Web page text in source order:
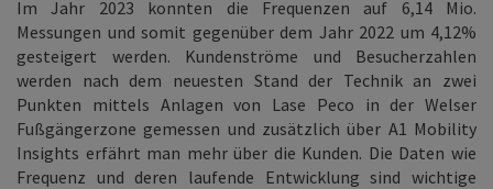
Im Jahr 2023 konnten die Frequenzen auf 6,14 Mio.
Messungen und somit gegenüber dem Jahr 2022 um 4,12%
gesteigert werden. Kundenströme und Besucherzahlen
werden nach dem neuesten Stand der Technik an zwei
Punkten mittels Anlagen von Lase Peco in der Welser
Fußgängerzone gemessen und zusätzlich über A1 Mobility
Insights erfährt man mehr über die Kunden. Die Daten wie
Frequenz und deren laufende Entwicklung sind wichtige